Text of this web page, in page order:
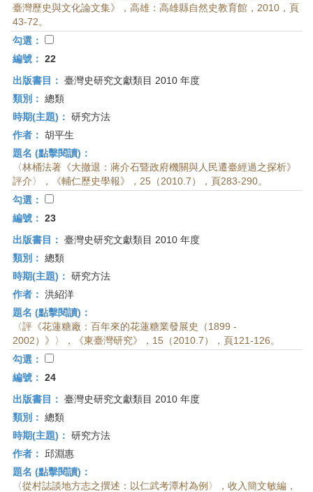
臺灣歷史與文化論文集》，高雄：高雄縣自然史教育館，2010，頁
43-72。
勾選：
編號： 22
出版書目： 臺灣史研究文獻類目 2010 年度
類別： 總類
時期(主題)： 研究方法
作者： 胡平生
題名 (點擊閱讀)：
〈林桶法著《大撤退：蔣介石暨政府機關與人民遷臺經過之探析》
評介〉，《輔仁歷史學報》，25（2010.7），頁283-290。
勾選：
編號： 23
出版書目： 臺灣史研究文獻類目 2010 年度
類別： 總類
時期(主題)： 研究方法
作者： 洪紹洋
題名 (點擊閱讀)：
〈評《花蓮糖廠：百年來的花蓮糖業發展史（1899 -
2002）》〉，《東臺灣研究》，15（2010.7），頁121-126。
勾選：
編號： 24
出版書目： 臺灣史研究文獻類目 2010 年度
類別： 總類
時期(主題)： 研究方法
作者：
邱淵惠
題名 (點擊閱讀)：
〈從村誌談地方志之撰述：以仁武考潭村為例〉，收入簡文敏編，